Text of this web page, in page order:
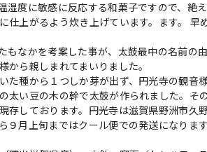
湿度に敏感に反応する和菓子ですので、絶
上がるよう炊き上げています。ます。 早
なかを考案した事が、太鼓最中の名前の由
から親しまれてまいりました。
た種から１つしか芽が出ず、円光寺の観音
太い豆の木の幹で太鼓が作られました。そ
存しております。円光寺は滋賀県野洲市久
月上旬まではクール便での発送になります